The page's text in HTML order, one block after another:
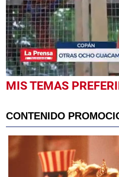
0
seconds
minutes,
45
seconds
MIS TEMAS